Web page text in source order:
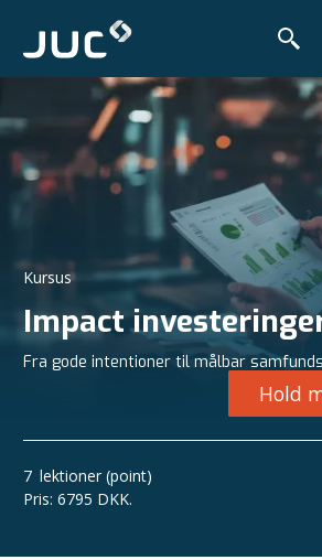
Kursus
Impact
Fra gode intentioner til målbar
Hold
7 lektioner (point)
Pris: 6795 DKK.